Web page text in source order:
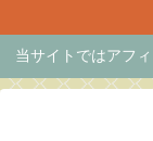
当サイトではアフ